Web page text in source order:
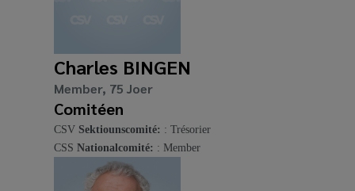
Charles BINGEN
Member, 75 Joer
Comitéen
CSV Sektiounscomité: : Trésorier
CSS Nationalcomité: : Member